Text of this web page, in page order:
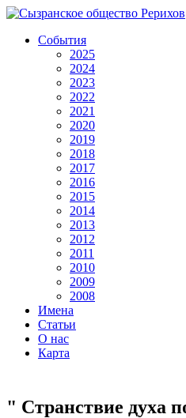
События
2025
2024
2023
2022
2021
2020
2019
2018
2017
2016
2015
2014
2013
2012
2011
2010
2009
2008
Имена
Статьи
О нас
Карта
" Странствие духа